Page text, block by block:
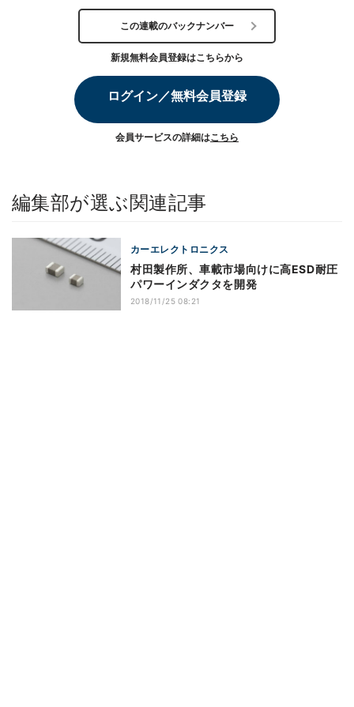
この連載のバックナンバー
新規無料会員登録はこちらから
ログイン／無料会員登録
会員サービスの詳細はこちら
編集部が選ぶ関連記事
カーエレクトロニクス
村田製作所、車載市場向けに高ESD耐圧
パワーインダクタを開発
2018/11/25 08:21